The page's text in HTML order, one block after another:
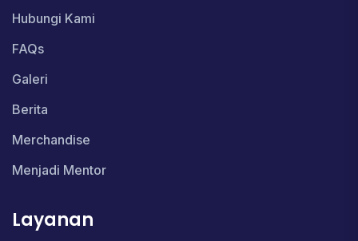
Hubungi Kami
FAQs
Galeri
Berita
Merchandise
Menjadi Mentor
Layanan